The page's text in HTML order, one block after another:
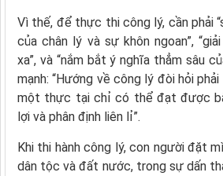
Vì thế, để thực thi công lý, cần phải
của chân lý và sự khôn ngoan”,
xa”, và “nắm bắt ý nghĩa thẳm sâu
mạnh: “Hướng về công lý đòi hỏi
một thực tại chỉ có thể đạt được
lợi và phân định liên lỉ”.
Khi thi hành công lý, con người đặt
dân tộc và đất nước, trong sự dấn